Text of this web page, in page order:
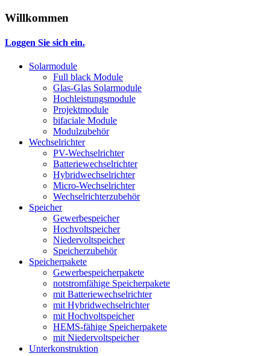
Willkommen
Loggen Sie sich ein.
Solarmodule
Full black Module
Glas-Glas Solarmodule
Hochleistungsmodule
Projektmodule
bifaciale Module
Modulzubehör
Wechselrichter
PV-Wechselrichter
Batteriewechselrichter
Hybridwechselrichter
Micro-Wechselrichter
Wechselrichterzubehör
Speicher
Gewerbespeicher
Hochvoltspeicher
Niedervoltspeicher
Speicherzubehör
Speicherpakete
Gewerbespeicherpakete
notstromfähige Speicherpakete
mit Batteriewechselrichter
mit Hybridwechselrichter
mit Hochvoltspeicher
HEMS-fähige Speicherpakete
mit Niedervoltspeicher
Unterkonstruktion